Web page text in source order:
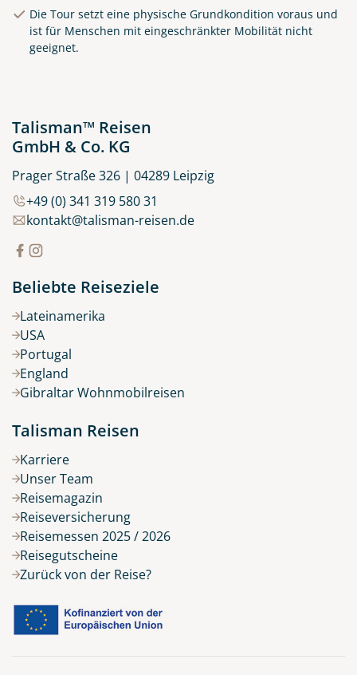
Clifden Harbour Co. Galway
Die Tour setzt eine physische Grundkondition voraus und
ist für Menschen mit eingeschränkter Mobilität nicht
geeignet.
Talisman™ Reisen
GmbH & Co. KG
Prager Straße 326 | 04289 Leipzig
+49 (0) 341 319 580 31
kontakt@talisman-reisen.de
Beliebte Reiseziele
Lateinamerika
USA
Portugal
England
Gibraltar Wohnmobilreisen
Talisman Reisen
Karriere
Unser Team
Reisemagazin
Reiseversicherung
Reisemessen 2025 / 2026
Reisegutscheine
Zurück von der Reise?